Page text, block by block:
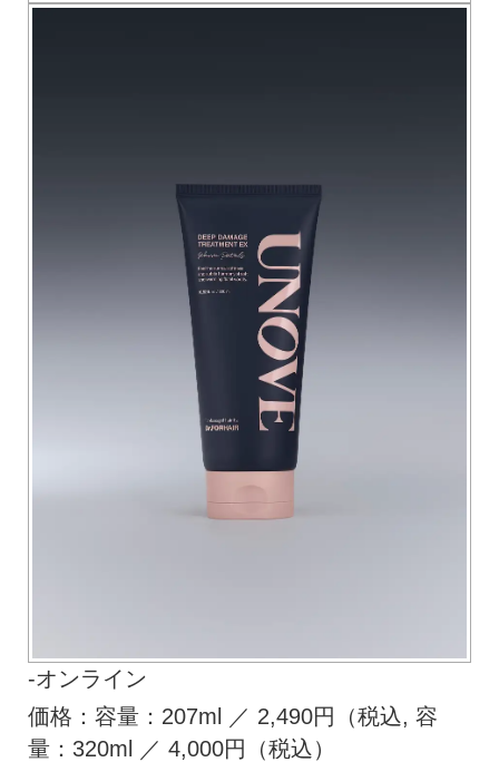
-オンライン
価格：容量：207ml ／ 2,490円（税込, 容
量：320ml ／ 4,000円（税込）